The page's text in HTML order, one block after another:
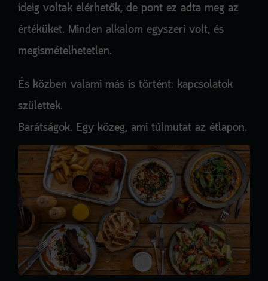
ideig voltak elérhetők, de pont ez adta meg az
értéküket. Minden alkalom egyszeri volt, és
megismételhetetlen.
És közben valami más is történt: kapcsolatok
születtek.
Barátságok. Egy közeg, ami túlmutat az étlapon.